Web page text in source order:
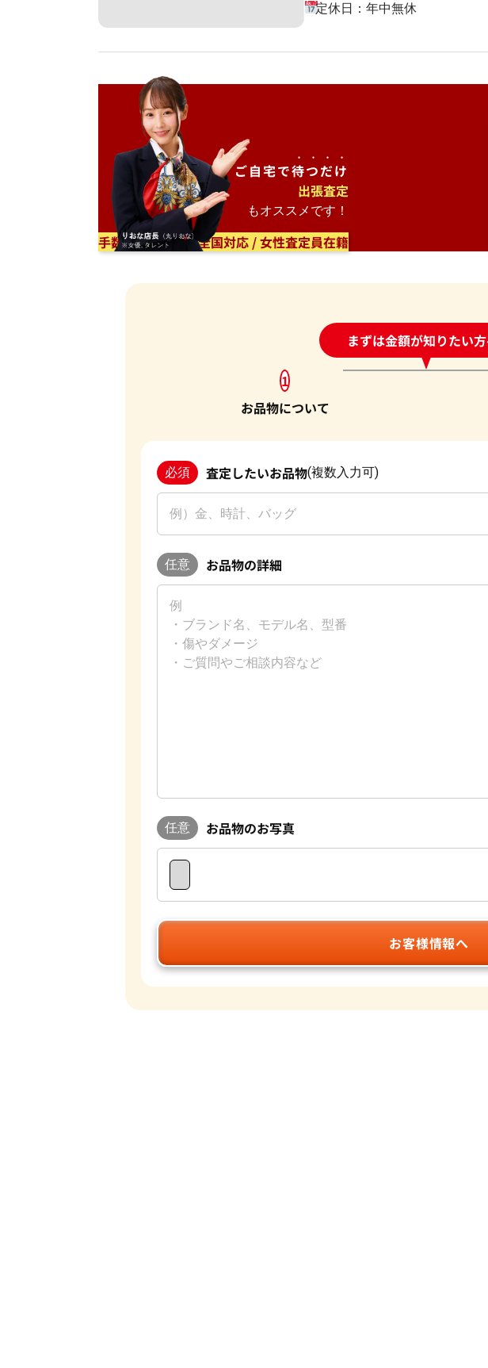
定休日：年中無休
ご自宅で待つだけ
出張査定
もオススメです！
手数料無料 / 日本全国対応 / 女性査定員在籍
まずは金額が知りたい方
24時間受付中!問い合わせ
1
お品物について
必須 査定したいお品物(複数入力可)
任意 お品物の詳細
任意 お品物のお写真
お客様情報へ